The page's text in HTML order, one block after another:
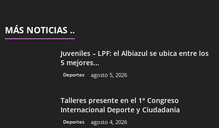
MÁS NOTICIAS ..
Juveniles – LPF: el Albiazul se ubica entre los
5 mejores...
Deportes agosto 5, 2026
Talleres presente en el 1° Congreso
Internacional Deporte y Ciudadanía
Deportes agosto 4, 2026